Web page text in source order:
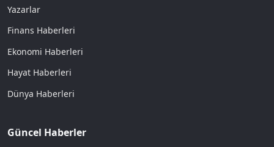
Yazarlar
Finans Haberleri
Ekonomi Haberleri
Hayat Haberleri
Dünya Haberleri
Güncel Haberler